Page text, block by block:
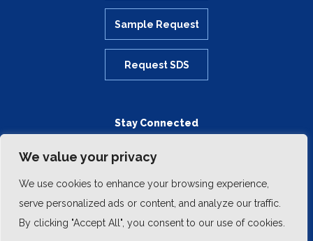
We value your privacy
We use cookies to enhance your browsing experience,
serve personalized ads or content, and analyze our traffic.
By clicking "Accept All", you consent to our use of cookies.
Sample Request
Request SDS
Stay Connected